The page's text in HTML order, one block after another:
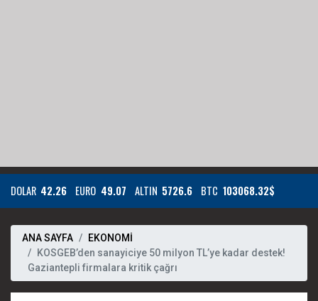
DOLAR 42.26 EURO 49.07 ALTIN 5726.6 BTC 103068.32$
ANA SAYFA
EKONOMİ
KOSGEB’den sanayiciye 50 milyon TL’ye kadar destek!
Gaziantepli firmalara kritik çağrı